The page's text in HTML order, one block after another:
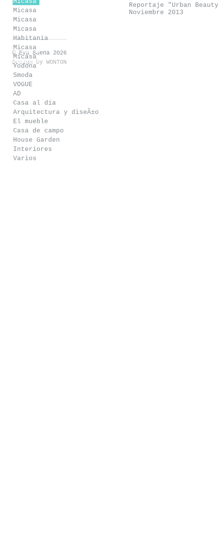
Micasa
Micasa
Micasa
Habitania
Micasa
Micasa
Yodona
Smoda
VOGUE
AD
Casa al dia
Arquitectura y diseÃ±o
El mueble
Casa de campo
House Garden
Interiores
Varios
Reportaje "Urban
Noviembre 2013
© Eva Baena 2026
Design by WONTON